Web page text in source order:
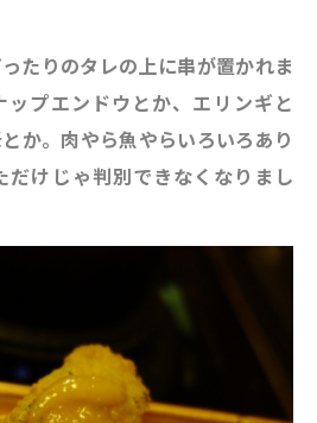
たりのタレの上に串が置かれま
ップエンドウとか、エリンギと
か。肉やら魚やらいろいろあり
だけじゃ判別できなくなりまし